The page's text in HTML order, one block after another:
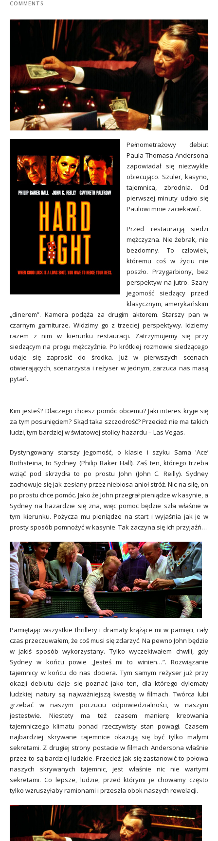
COMMENTS
Pełnometrażowy debiut
Paula Thomasa Andersona
zapowiadał się niezwykle
obiecująco. Szuler, kasyno,
tajemnica, zbrodnia. Od
pierwszej minuty udało się
Paulowi mnie zaciekawić.
Przed restauracją siedzi
mężczyzna. Nie żebrak, nie
bezdomny. To człowiek,
któremu coś w życiu nie
poszło. Przygarbiony, bez
perspektyw na jutro. Szary
jegomość siedzący przed
klasycznym, amerykańskim
„dinerem”. Kamera podąża za drugim aktorem. Starszy pan w
czarnym garniturze. Widzimy go z trzeciej perspektywy. Idziemy
razem z nim w kierunku restauracji. Zatrzymujemy się przy
siedzącym na progu mężczyźnie. Po krótkiej rozmowie siedzącego
udaje się zaprosić do środka. Już w pierwszych scenach
otwierających, scenarzysta i reżyser w jednym, zarzuca nas masą
pytań.
Kim jesteś? Dlaczego chcesz pomóc obcemu? Jaki interes kryje się
za tym posunięciem? Skąd taka szczodrość? Przecież nie ma takich
ludzi, tym bardziej w światowej stolicy hazardu – Las Vegas.
Dystyngowany starszy jegomość, o klasie i szyku Sama 'Ace’
Rothsteina, to Sydney (Philip Baker Hall). Zaś ten, którego trzeba
wziąć pod skrzydła to po prostu John (John C. Reilly). Sydney
zachowuje się jak zesłany przez niebiosa anioł stróż. Nic na siłę, on
po prostu chce pomóc. Jako że John przegrał pieniądze w kasynie, a
Sydney na hazardzie się zna, więc pomoc będzie szła właśnie w
tym kierunku. Pożycza mu pieniądze na start i wyjaśnia jak je w
prosty sposób pomnożyć w kasynie. Tak zaczyna się ich przyjaźń…
Pamiętając wszystkie thrillery i dramaty krążące mi w pamięci, cały
czas przeczuwałem, że coś musi się zdarzyć. Na pewno John będzie
w jakiś sposób wykorzystany. Tylko wyczekiwałem chwili, gdy
Sydney w końcu powie „Jesteś mi to winien…”. Rozwiązanie
tajemnicy w końcu do nas dociera. Tym samym reżyser już przy
okazji debiutu daje się poznać jako ten, dla którego dylematy
ludzkiej natury są najważniejszą kwestią w filmach. Twórca lubi
grzebać w naszym poczuciu odpowiedzialności, w naszym
jestestwie. Niestety ma też czasem manierę kreowania
tajemniczego klimatu ponad rzeczywisty stan powagi. Czasem
najbardziej skrywane tajemnice okazują się być tylko małymi
sekretami. Z drugiej strony postacie w filmach Andersona właśnie
przez to są bardziej ludzkie. Przecież jak się zastanowić to połowa
naszych skrywanych tajemnic, jest właśnie nic nie wartymi
sekretami. Co lepsze, ludzie, przed którymi je chowamy często
tylko wzruszyłaby ramionami i przeszła obok naszych rewelacji.